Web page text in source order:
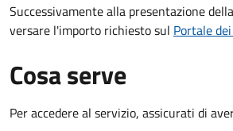
Successivamente alla presentazione
versare l'importo richiesto sul Portale
Cosa serve
Per accedere al servizio, assicurati di